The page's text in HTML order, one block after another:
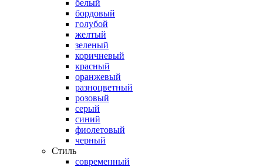
белый
бордовый
голубой
желтый
зеленый
коричневый
красный
оранжевый
разноцветный
розовый
серый
синий
фиолетовый
черный
Стиль
современный